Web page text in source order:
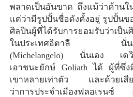
พลาดเป็นอันขาด ถึงแม้ว่าด้านใ
แต่ว่ามีรูปปั้นชื่อดังตั้งอยู่ รูปปั้นข
ศิลปินผู้ที่ได้รับการยอมรับว่าเป็
ในประเทศอิตาลี นั่นก็คือ
(Michelangelo) นั่นเอง เดวิ
เอาชนะยักษ์ Goliath ได้ ผู้ที่ซึ่
เขาหลายเท่าตัว และด้วยเสีย
ว่าการประจำเมืองฟลอเรนซ์